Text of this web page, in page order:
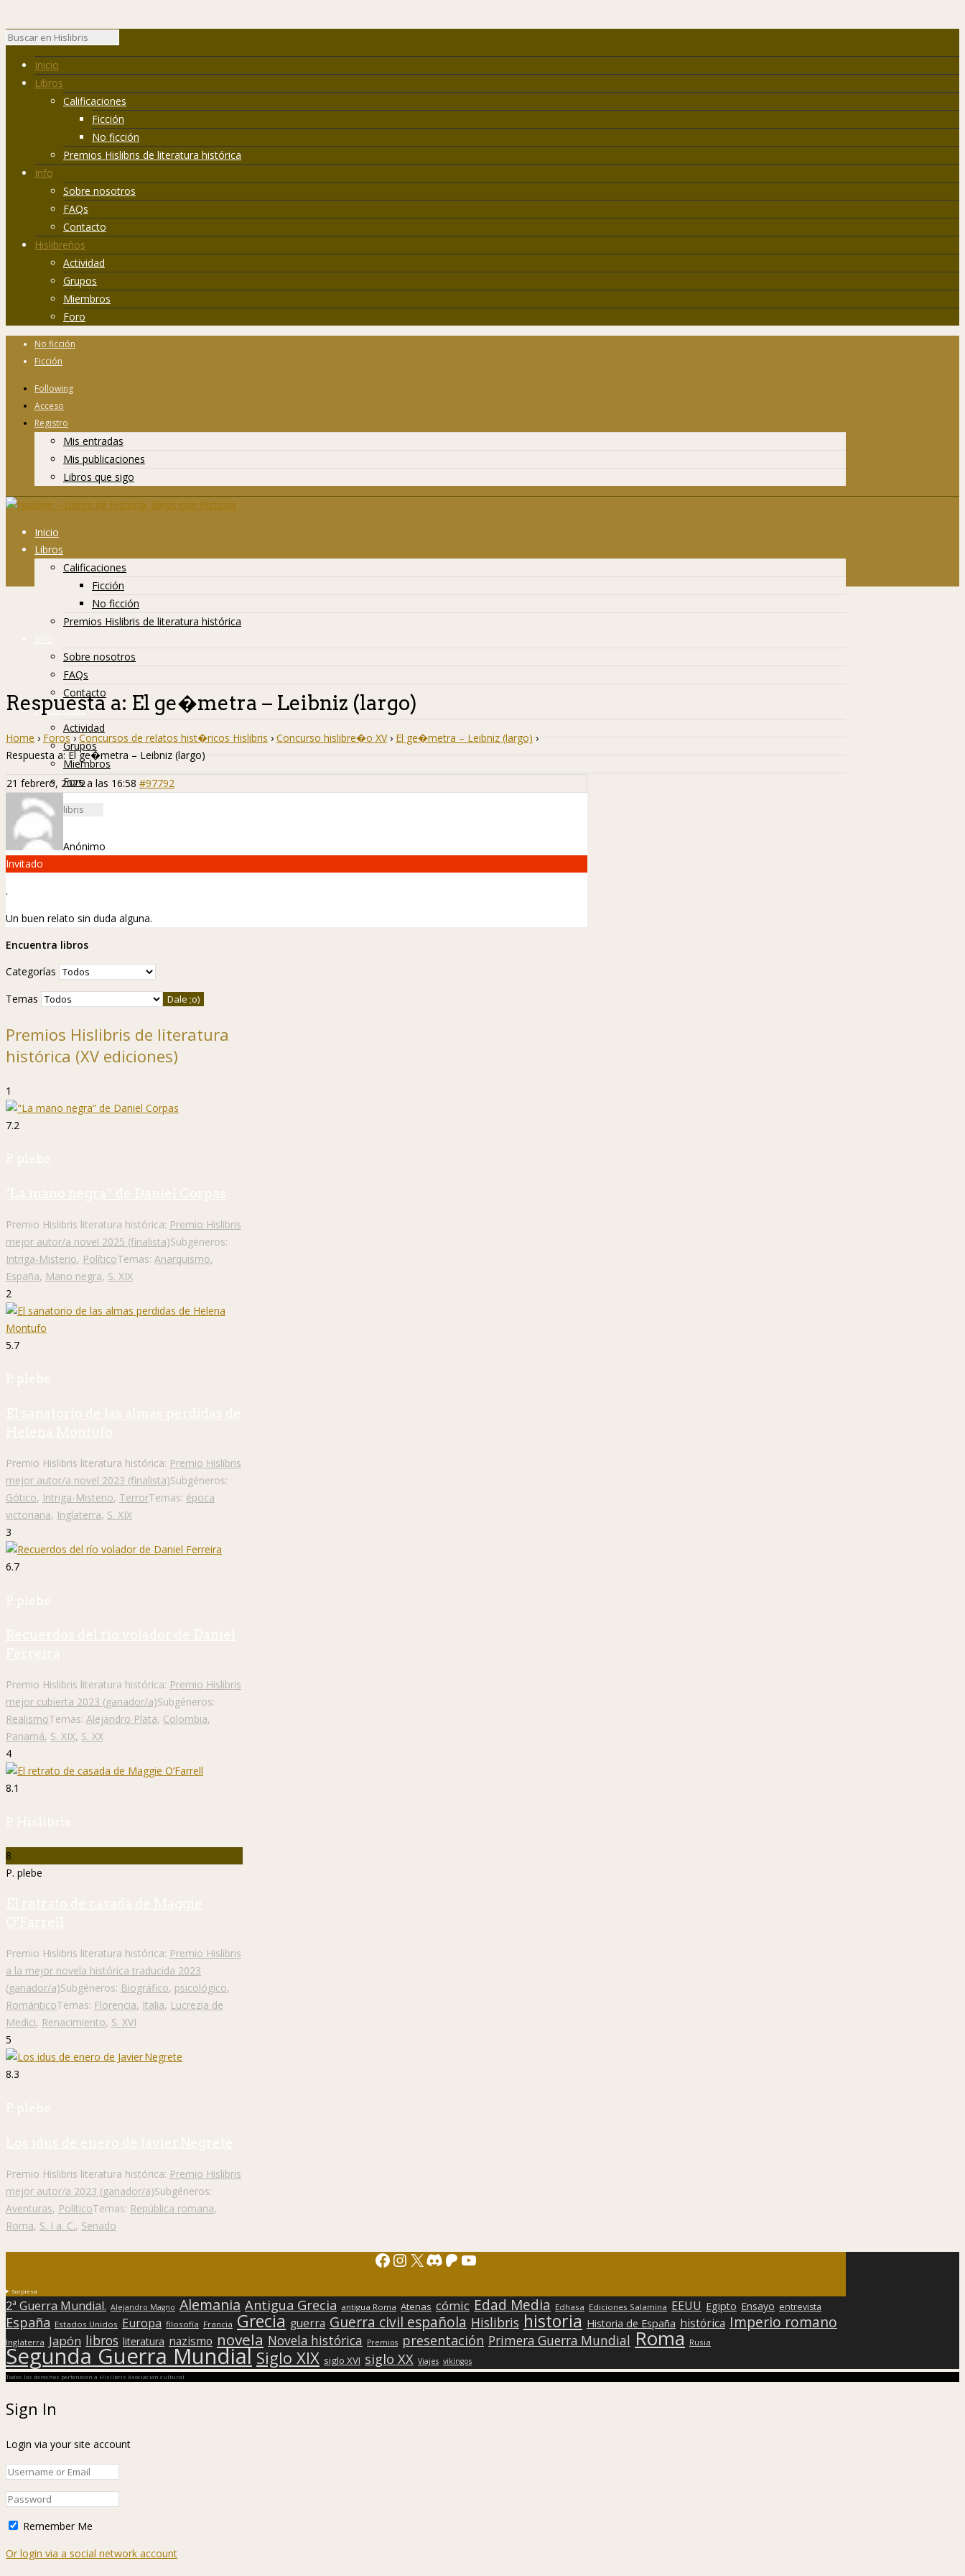
Inicio
Libros
Calificaciones
Ficción
No ficción
Premios Hislibris de literatura histórica
Info
Sobre nosotros
FAQs
Contacto
Hislibreños
Actividad
Grupos
Miembros
Foro
No ficción
Ficción
Following
Acceso
Registro
Mis entradas
Mis publicaciones
Libros que sigo
Inicio
Libros
Calificaciones
Ficción
No ficción
Premios Hislibris de literatura histórica
Info
Sobre nosotros
FAQs
Contacto
Hislibreños
Actividad
Grupos
Miembros
Foro
Respuesta a: El ge�metra – Leibniz (largo)
Home › Foros › Concursos de relatos hist�ricos Hislibris › Concurso hislibre�o XV › El ge�metra – Leibniz (largo) ›
Respuesta a: El ge�metra – Leibniz (largo)
21 febrero, 2025 a las 16:58 #97792
Anónimo
Invitado
.
Un buen relato sin duda alguna.
Encuentra libros
Categorías
Temas
Premios Hislibris de literatura
histórica (XV ediciones)
1
7.2
P. plebe
"La mano negra” de Daniel Corpas
Premio Hislibris literatura histórica: Premio Hislibris
mejor autor/a novel 2025 (finalista)Subgéneros:
Intriga-Misterio, PolíticoTemas: Anarquismo,
España, Mano negra, S. XIX
2
5.7
P. plebe
El sanatorio de las almas perdidas de
Helena Montufo
Premio Hislibris literatura histórica: Premio Hislibris
mejor autor/a novel 2023 (finalista)Subgéneros:
Gótico, Intriga-Misterio, TerrorTemas: época
victoriana, Inglaterra, S. XIX
3
6.7
P. plebe
Recuerdos del río volador de Daniel
Ferreira
Premio Hislibris literatura histórica: Premio Hislibris
mejor cubierta 2023 (ganador/a)Subgéneros:
RealismoTemas: Alejandro Plata, Colombia,
Panamá, S. XIX, S. XX
4
8.1
P. Hislibris
8
P. plebe
El retrato de casada de Maggie
O’Farrell
Premio Hislibris literatura histórica: Premio Hislibris
a la mejor novela histórica traducida 2023
(ganador/a)Subgéneros: Biográfico, psicológico,
RománticoTemas: Florencia, Italia, Lucrezia de
Medici, Renacimiento, S. XVI
5
8.3
P. plebe
Los idus de enero de Javier Negrete
Premio Hislibris literatura histórica: Premio Hislibris
mejor autor/a 2023 (ganador/a)Subgéneros:
Aventuras, PolíticoTemas: República romana,
Roma, S. I a. C., Senado
Facebook
Instagram
X Discord
Patreon
YouTube
Sorpresa
2ª Guerra Mundial. Alejandro Magno Alemania Antigua Grecia antigua Roma Atenas cómic Edad Media Edhasa Ediciones Salamina EEUU Egipto Ensayo entrevista
España Estados Unidos Europa filosofía Francia Grecia guerra Guerra civil española Hislibris historia Historia de España histórica Imperio romano
Inglaterra Japón libros literatura nazismo novela Novela histórica Premios presentación Primera Guerra Mundial Roma Rusia
Segunda Guerra Mundial Siglo XIX siglo XVI siglo XX Viajes vikingos
Todos los derechos pertenecen a Hislibris Asociación cultural
Sign In
Login via your site account
Remember Me
Or login via a social network account